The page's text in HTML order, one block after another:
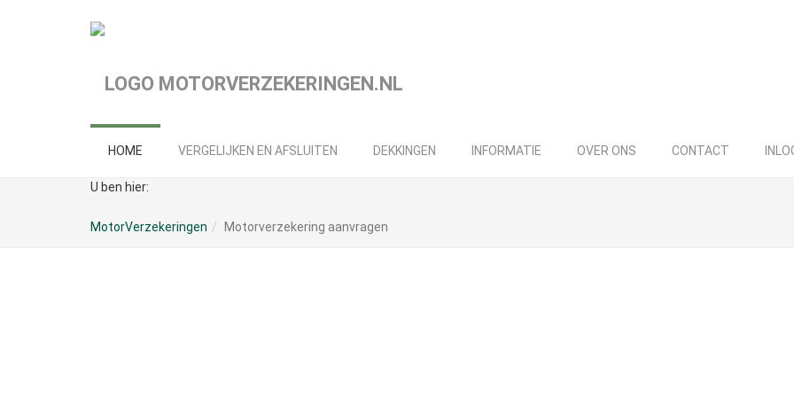
HOME VERGELIJKEN EN AFSLUITEN DEKKINGEN INFORMATIE OVER ONS CONTACT
U ben hier:
MotorVerzekeringen Motorverzekering aanvragen